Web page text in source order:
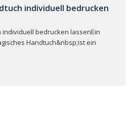
individuell bedrucken
bedrucken lassenEin
Handtuch&nbsp;ist ein